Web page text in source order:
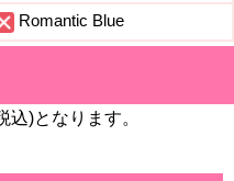
Romantic Blue
)となります。